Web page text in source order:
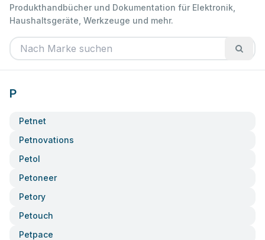
Produkthandbücher und Dokumentation für Elektronik,
Haushaltsgeräte, Werkzeuge und mehr.
P
Petnet
Petnovations
Petol
Petoneer
Petory
Petouch
Petpace